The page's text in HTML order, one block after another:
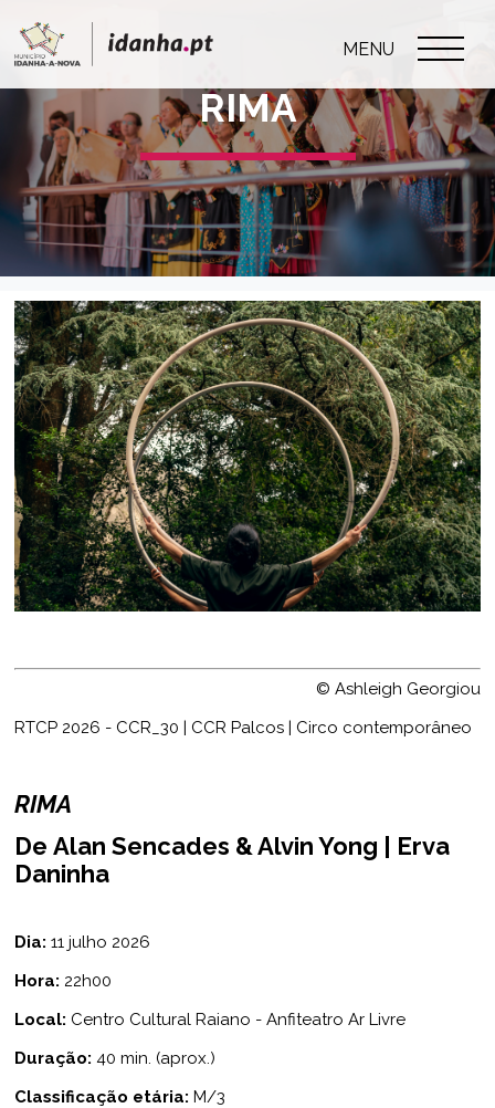
MENU
RIMA
© Ashleigh Georgiou
RTCP 2026 - CCR_30 | CCR Palcos | Circo contemporâneo
RIMA
DeAlan Sencades & Alvin Yong | Erva
Daninha
Dia:11 julho 2026
Hora: 22h00
Local: Centro Cultural Raiano - Anfiteatro Ar Livre
Duração: 40 min. (aprox.)
Classificação etária: M/3